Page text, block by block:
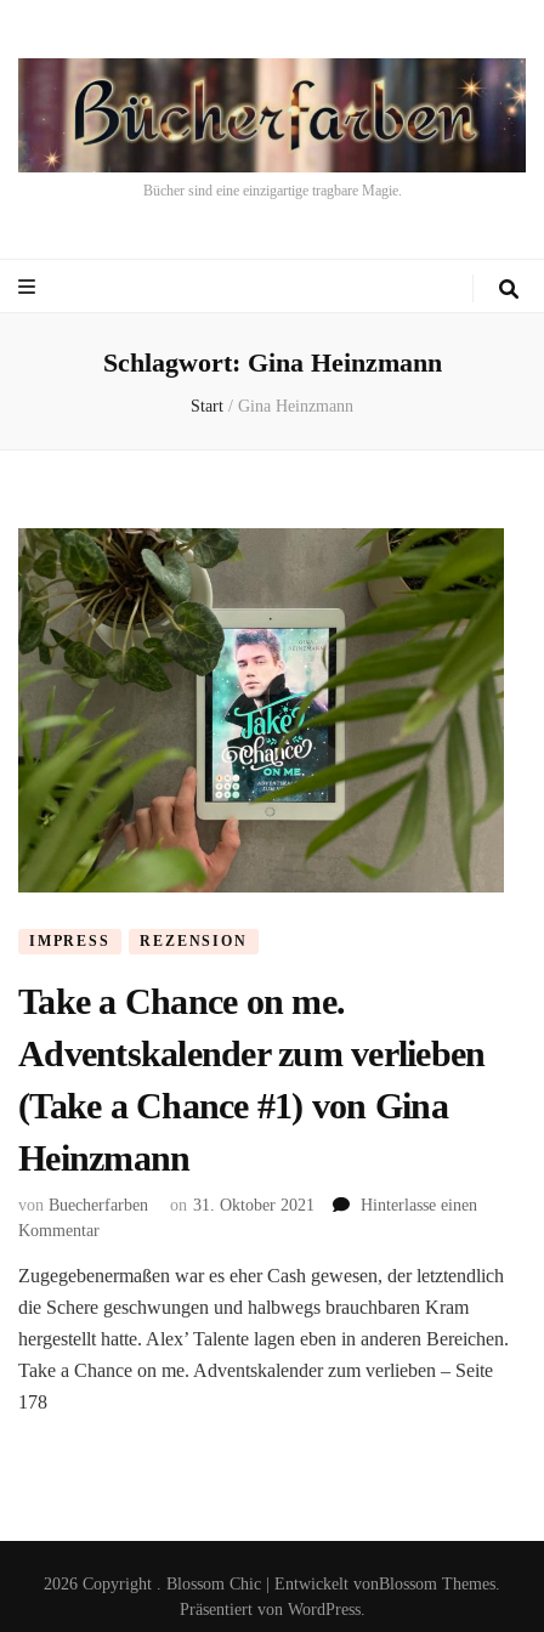
Bücher sind eine einzigartige tragbare Magie.
Schlagwort: Gina Heinzmann
Start / Gina Heinzmann
IMPRESS REZENSION
Take a Chance on me.
Adventskalender zum verlieben
(Take a Chance #1) von Gina
Heinzmann
von Buecherfarben on 31. Oktober 2021
Hinterlasse einen
Kommentarzu
a
Chance
on
Adventskalender
Gina
Zugegebenermaßen war es eher Cash gewesen, der letztendlich
die Schere geschwungen und halbwegs brauchbaren Kram
hergestellt hatte. Alex’ Talente lagen eben in anderen Bereichen.
Take a Chance on me. Adventskalender zum verlieben – Seite
178
2026 Copyright . Blossom Chic | Entwickelt vonBlossom Themes.
Präsentiert von WordPress.